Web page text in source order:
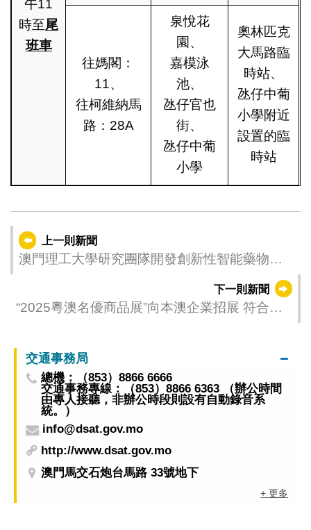
午11
時至尾
班車
往媽閣：
11、
往柯維納馬
路：28A
泉悅花
園、
嘉模泳
池、
氹仔官也
街、
氹仔中葡
小學
奧林匹克
大馬路臨
時站、
氹仔中葡
小學附近
設置的臨
時站
上一則新聞
澳門理工大學研究團隊開發創新性智能藥物設
下一則新聞
“2025粵澳名優商品展”向本澳企業招展 符合資
交通事務局
總機：（853）8866 6666
交通事務專線：（853）8866 6363 （辦公時間
由專人接聽，非辦公時段則設有自動錄音系
統。）
info@dsat.gov.mo
http://www.dsat.gov.mo
澳門馬交石炮台馬路 33號地下
+ 更多